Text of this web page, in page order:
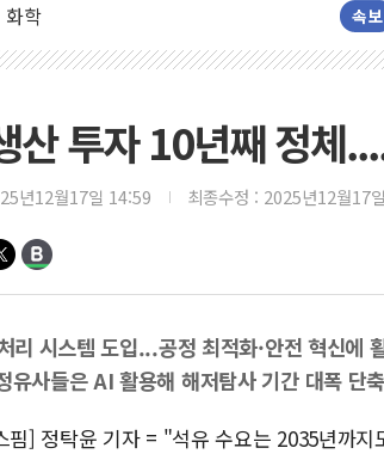
화학 속보
산 투자 10년째 정체
년12월17일 14:59 최종수정 : 2025년12월17
리 시스템 도입...공정 최적화·안전 혁신에
유사들은 AI 활용해 해저탐사 기간 대폭 단축
핌] 정탁윤 기자 = "석유 수요는 2035년까